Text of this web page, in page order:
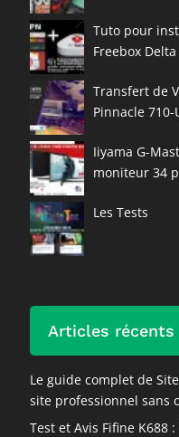
Tuto pour
Freebox Delta
Transfert de
Pinnacle 710-
Iiyama G-
moniteur 34
Les Tests
Articles récents
Le guide complet de
site professionnel sans
Test et Avis Fifine K688